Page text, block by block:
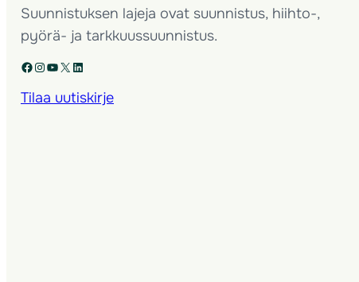
Suunnistuksen lajeja ovat suunnistus, hiihto-,
pyörä- ja tarkkuussuunnistus.
Facebook Instagram YouTube X LinkedIn
Tilaa uutiskirje